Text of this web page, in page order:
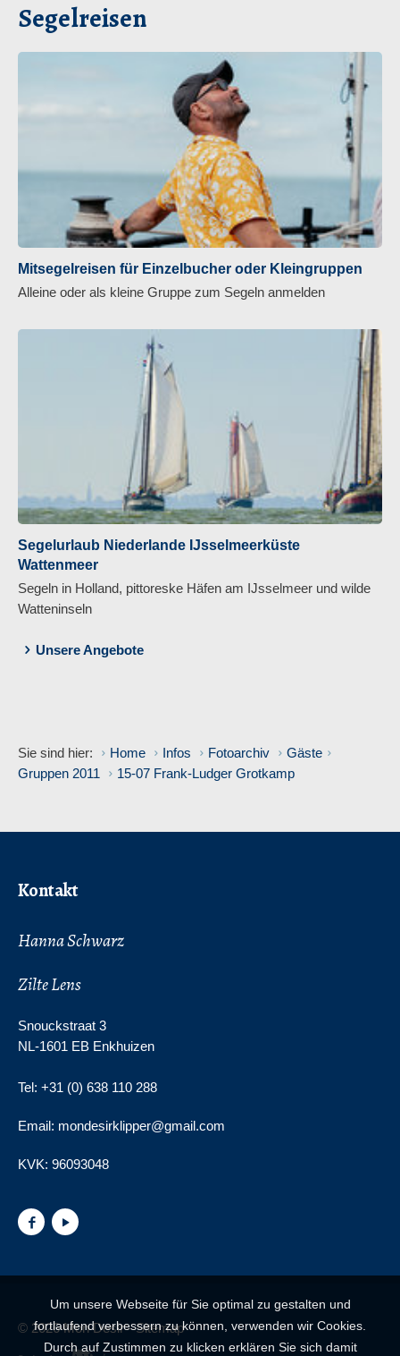
Um unsere Webseite für Sie optimal zu gestalten und
fortlaufend verbessern zu können, verwenden wir Cookies.
Durch auf Zustimmen zu klicken erklären Sie sich damit
Segelreisen
Unsere Angebote
Mitsegelreisen für Einzelbucher oder Kleingruppen
Alleine oder als kleine Gruppe zum Segeln anmelden
Segelurlaub Niederlande IJsselmeerküste
Wattenmeer
Segeln in Holland, pittoreske Häfen am IJsselmeer und wilde
Watteninseln
Sie sind hier: Home Infos Fotoarchiv
Gäste
Gruppen 2011
15-07 Frank-Ludger Grotkamp
Kontakt
Hanna Schwarz
Zilte Lens
Snouckstraat 3
NL-1601 EB Enkhuizen
Tel: +31 (0) 638 110 288
Email: mondesirklipper@gmail.com
KVK: 96093048
© 2026 Mon Desir -Sitemap